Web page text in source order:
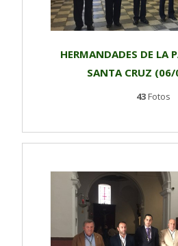
HERMANDADES DE LA
SANTA CRUZ
43Fotos